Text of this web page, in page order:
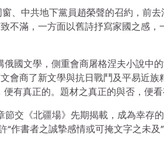
、中共地下黨員趙榮聲的召約，前
不滿，一方面以舊詩抒寫家國之感，
國文學，側重會商屠格涅夫小說中
會商了新文學與抗日戰鬥及平易近族
有真正的。題材之真正的與否，便
交《北疆場》先期揭載，成為幸存
作書者之誠摯感情或可掩文字之未及”